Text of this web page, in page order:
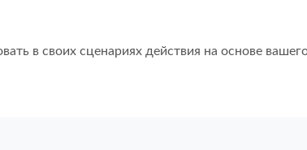
в своих сценариях действия на основе